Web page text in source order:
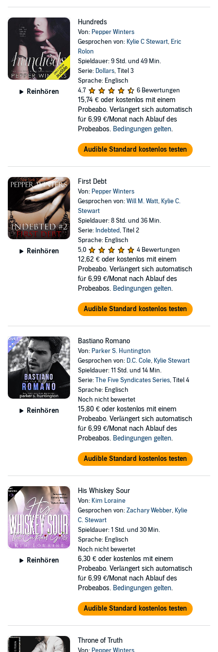
Reinhören
Hundreds
Von: Pepper Winters
Gesprochen von: Kylie C Stewart, Eric
Rolon
Spieldauer: 9 Std. und 49 Min.
Serie: Dollars, Titel 3
Sprache: Englisch
4,7
6 Bewertungen
15,74 € oder kostenlos mit einem
Probeabo. Verlängert sich automatisch
für 6,99 €/Monat nach Ablauf des
Probeabos. Bedingungen gelten.
Audible Standard kostenlos testen
Reinhören
First Debt
Von: Pepper Winters
Gesprochen von:Will M. Watt, Kylie C.
Stewart
Spieldauer: 8 Std. und 36 Min.
Serie: Indebted, Titel 2
Sprache: Englisch
5,0
4 Bewertungen
12,62 € oder kostenlos mit einem
Probeabo. Verlängert sich automatisch
für 6,99 €/Monat nach Ablauf des
Probeabos. Bedingungen gelten.
Audible Standard kostenlos testen
Reinhören
Bastiano Romano
Von: Parker S. Huntington
Gesprochen von: D.C. Cole, Kylie Stewart
Spieldauer: 11 Std. und 14 Min.
Serie:The Five Syndicates Series, Titel 4
Sprache: Englisch
Noch nicht bewertet
15,80 € oder kostenlos mit einem
Probeabo. Verlängert sich automatisch
für 6,99 €/Monat nach Ablauf des
Probeabos. Bedingungen gelten.
Audible Standard kostenlos testen
Reinhören
His Whiskey Sour
Von: Kim Loraine
Gesprochen von:Zachary Webber, Kylie
C. Stewart
Spieldauer: 1 Std. und 30 Min.
Sprache: Englisch
Noch nicht bewertet
6,30 € oder kostenlos mit einem
Probeabo. Verlängert sich automatisch
für 6,99 €/Monat nach Ablauf des
Probeabos. Bedingungen gelten.
Audible Standard kostenlos testen
Throne of Truth